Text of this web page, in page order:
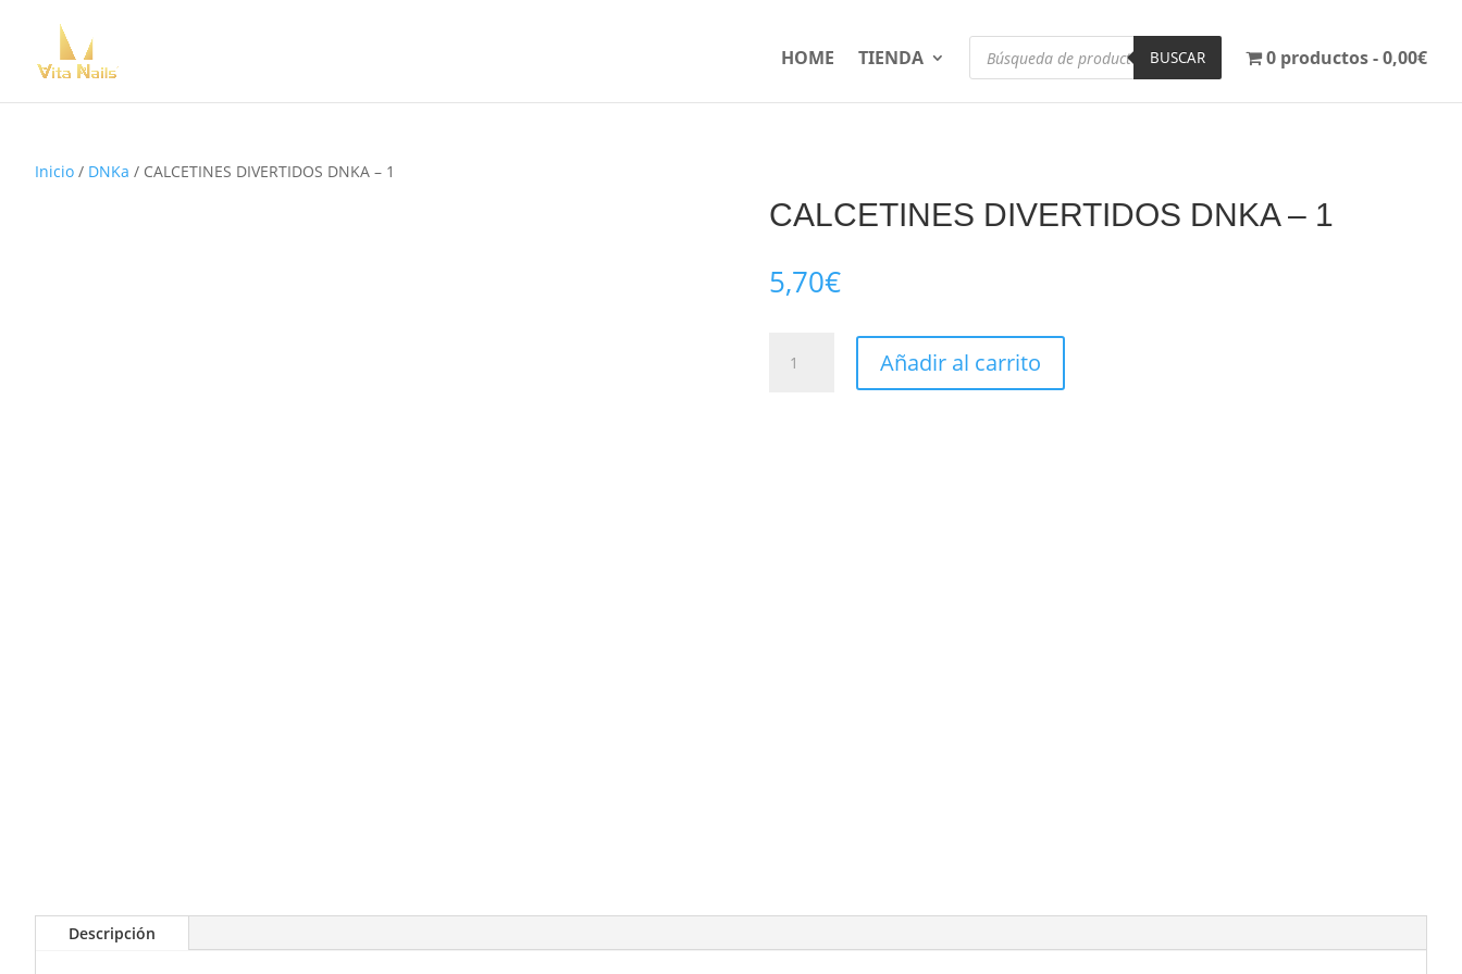
HOME TIENDA
Búsqueda
productos
BUSCAR 0 productos 0,00€
Inicio / DNKa / CALCETINES DIVERTIDOS DNKA – 1
CALCETINES DIVERTIDOS DNKA – 1
5,70€
CALCETINES
DIVERTIDOS
Añadir al carrito
Descripción